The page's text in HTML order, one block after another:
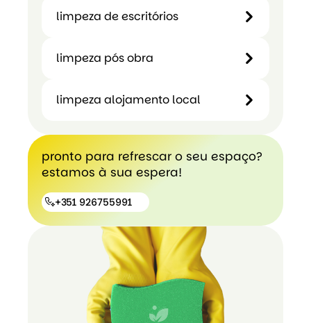
domiciliário
limpeza de escritórios
escritórios
limpeza pós obra
limpeza
limpeza alojamento local
limpeza
alojamento
pronto para refrescar o seu espaço?
estamos à sua espera!
+351 926755991
+351
926755991